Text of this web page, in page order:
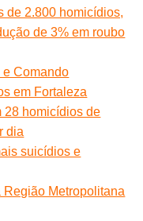
de 2.800 homicídios,
de 3% em roubo
Comando
em Fortaleza
28 homicídios de
dia
suicídios e
Metropolitana